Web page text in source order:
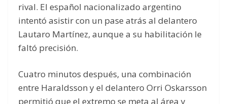
rival. El español nacionalizado argentino
intentó asistir con un pase atrás al delantero
Lautaro Martínez, aunque a su habilitación le
faltó precisión.
Cuatro minutos después, una combinación
entre Haraldsson y el delantero Orri Oskarsson
permitió que el extremo se meta al área y